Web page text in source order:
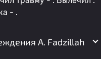
- .
A. Fadzillah